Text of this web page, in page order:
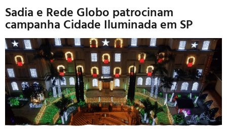
Sadia e Rede Globo patrocinam
campanha Cidade Iluminada em SP